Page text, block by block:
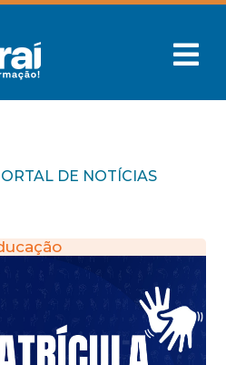
DE NOTÍCIAS